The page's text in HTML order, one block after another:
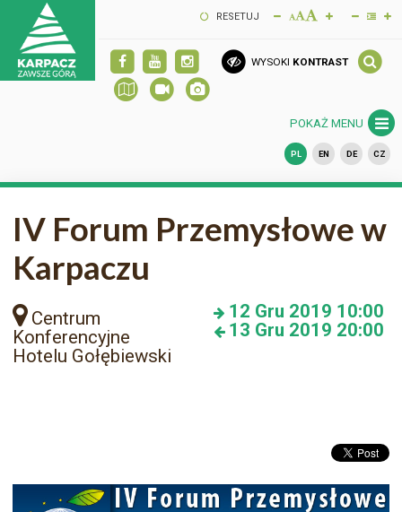
RESETUJ
WYSOKI KONTRAST
POKAŻ MENU
PL EN DE CZ
IV Forum Przemysłowe w
Karpaczu
Centrum
Konferencyjne
Hotelu Gołębiewski
12 Gru 2019 10:00
13 Gru 2019 20:00